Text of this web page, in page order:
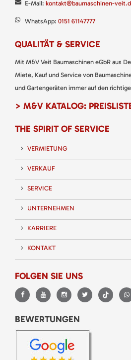
E-Mail: kontakt@baumaschinen-
WhatsApp: 0151 61147777
QUALITÄT & SERVICE
Mit M&V Veit Baumaschinen eGbR aus
Miete, Kauf und Service von
und Gartengeräten immer auf den
> M&V KATALOG:
THE SPIRIT OF SERVICE
VERMIETUNG
VERKAUF
SERVICE
UNTERNEHMEN
KARRIERE
KONTAKT
FOLGEN SIE UNS
BEWERTUNGEN